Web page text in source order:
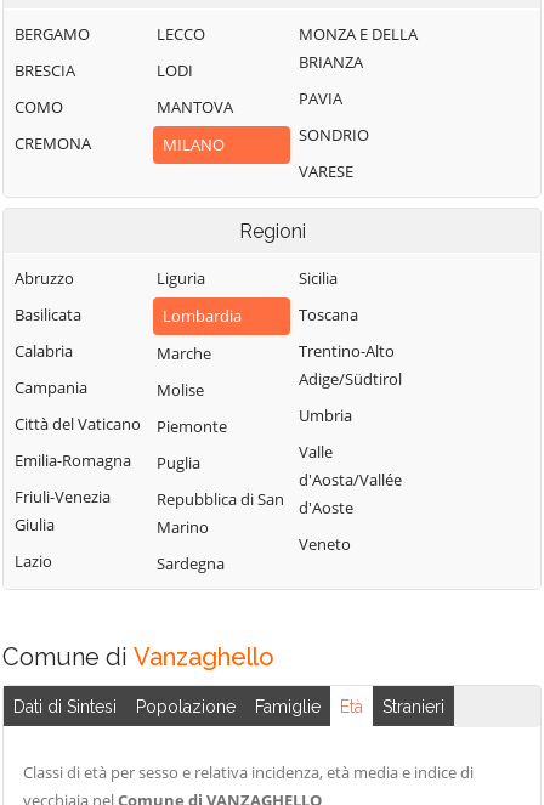
Bernate Ticino
Besate
Binasco
Boffalora sopra
Bollate
Bubbiano
Buccinasco
Buscate
Bussero
Busto Garolfo
Calvignasco
Cambiago
Canegrate
Carpiano
Cassano d'Adda
Pecchi
Gudo Visconti
Inveruno
Inzago
Lacchiarella
Legnano
Locate di Triulzi
Magenta
Magnago
Marcallo con
Casone
Masate
Mediglia
Melegnano
Melzo
Morimondo
Motta Visconti
Nosate
Naviglio
Rodano
Rosate
Rozzano
San Colombano
al Lambro
San Donato
Milanese
San Giorgio su
Legnano
San Giuliano
Olona
San Zenone al
Ticino
Senago
Giovanni
BERGAMO
BRESCIA
COMO
CREMONA
LECCO
LODI
MANTOVA
MILANO
MONZA E DELLA
BRIANZA
PAVIA
SONDRIO
VARESE
Regioni
Abruzzo
Basilicata
Calabria
Campania
Città del Vaticano
Emilia-Romagna
Friuli-Venezia
Giulia
Lazio
Liguria
Lombardia
Marche
Molise
Piemonte
Puglia
Repubblica di San
Marino
Sardegna
Sicilia
Toscana
Trentino-Alto
Adige/Südtirol
Umbria
Valle
d'Aosta/Vallée
d'Aoste
Veneto
Comune di Vanzaghello
Dati di Sintesi Popolazione Famiglie Età Stranieri
Classi di età per sesso e relativa incidenza, età media e indice di
vecchiaia nelComune di VANZAGHELLO